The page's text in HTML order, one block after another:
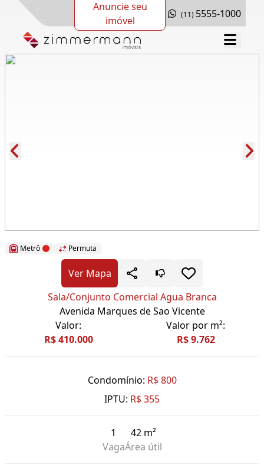
Anuncie seu
imóvel
(11) 5555-1000
Metrô Permuta
Ver Mapa
Sala/Conjunto Comercial Agua Branca
Avenida Marques de Sao Vicente
Valor:
R$ 410.000
Valor por m²:
R$ 9.762
Condomínio: R$ 800
IPTU: R$ 355
1
Vaga
42 m²
Área útil